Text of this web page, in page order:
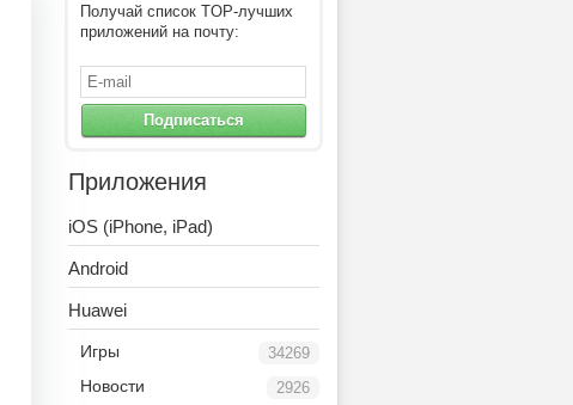
Получай список TOP-лучших
приложений на почту:
Подписаться
Приложения
iOS (iPhone, iPad)
Android
Huawei
34269
Игры
2926
Новости